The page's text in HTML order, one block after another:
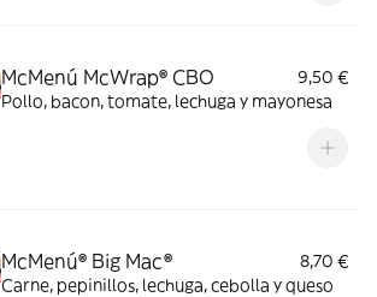
McMenú McWrap® CBO
9,50 €
Pollo, bacon, tomate, lechuga y mayonesa
McMenú® Big Mac®
8,70 €
Carne, pepinillos, lechuga, cebolla y queso